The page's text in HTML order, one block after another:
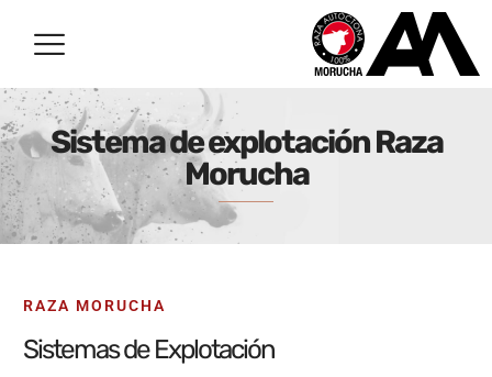
Sistema de explotación Raza
Morucha
RAZA MORUCHA
Sistemas de Explotación